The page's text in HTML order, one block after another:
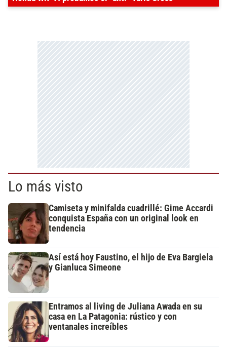
Lo más visto
Camiseta y minifalda cuadrillé: Gime Accardi
conquista España con un original look en
tendencia
Así está hoy Faustino, el hijo de Eva Bargiela
y Gianluca Simeone
Entramos al living de Juliana Awada en su
casa en La Patagonia: rústico y con
ventanales increíbles